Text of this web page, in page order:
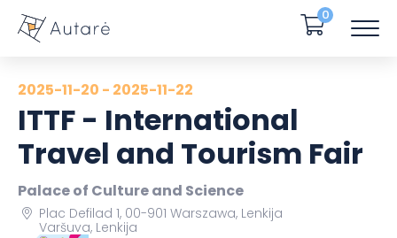
0
2025-11-20 - 2025-11-22
ITTF - International
Travel and Tourism Fair
Palace of Culture and Science
Plac Defilad 1, 00-901 Warszawa, Lenkija
Varšuva, Lenkija